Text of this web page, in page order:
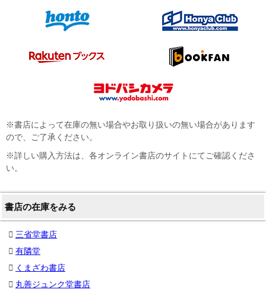
※書店によって在庫の無い場合やお取り扱いの無い場合があります
ので、ご了承ください。
※詳しい購入方法は、各オンライン書店のサイトにてご確認くださ
い。
書店の在庫をみる
三省堂書店
有隣堂
くまざわ書店
丸善ジュンク堂書店